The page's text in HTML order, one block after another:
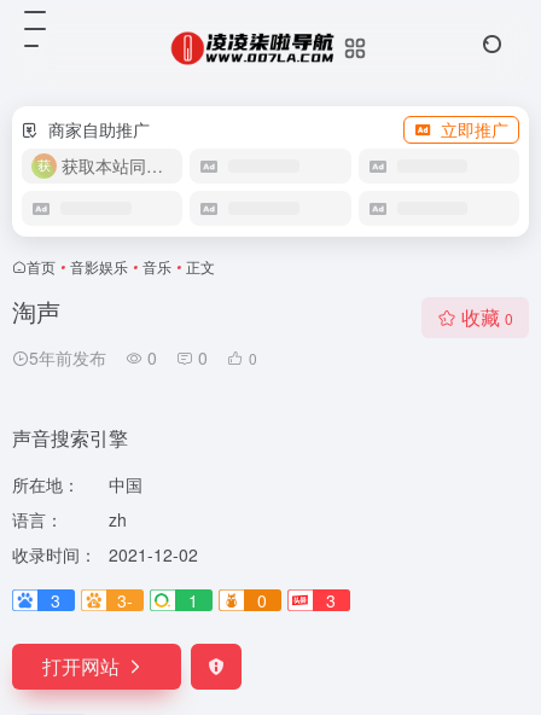
商家自助推广
立即推广
获取本站同款主题
首页 • 音影娱乐 • 音乐 • 正文
淘声
5年前发布 0 0 0
收藏 0
声音搜索引擎
所在地：
中国
语言：
zh
收录时间：
2021-12-02
3
3- 1 0 3
打开网站